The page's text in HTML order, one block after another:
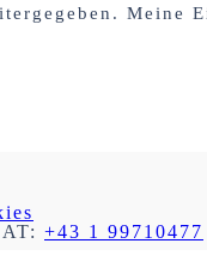
+43 1 99710477